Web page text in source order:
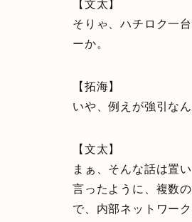
【文太】
そりゃ、ハチロク一
ーか。
【拓海】
いや、例えが強引な
【文太】
まぁ、そんな話は置
言ったように、複数
で、内部ネットワー